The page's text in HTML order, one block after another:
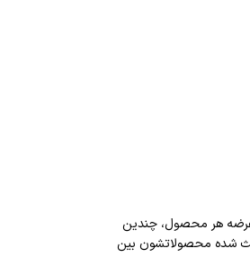
عرضه هر محصول، چندین
شده محصولاتشون بین